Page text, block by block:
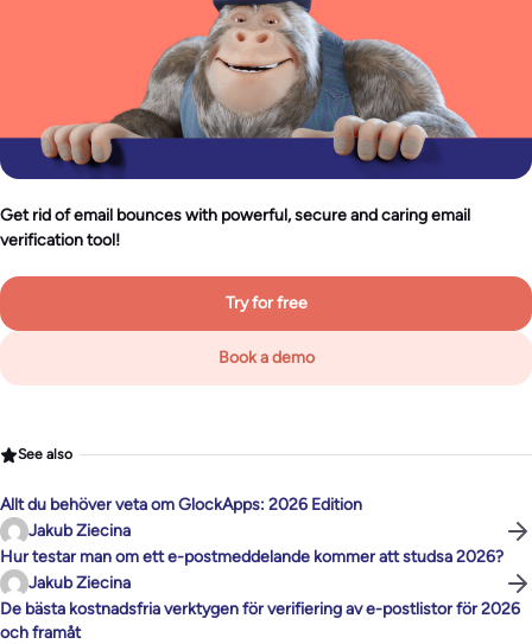
Get rid of email bounces with powerful, secure and caring email
verification tool!
Try for free
Book a demo
See also
Allt du behöver veta om GlockApps: 2026 Edition
Jakub Ziecina
Hur testar man om ett e-postmeddelande kommer att studsa 2026?
Jakub Ziecina
De bästa kostnadsfria verktygen för verifiering av e-postlistor för 2026
och framåt